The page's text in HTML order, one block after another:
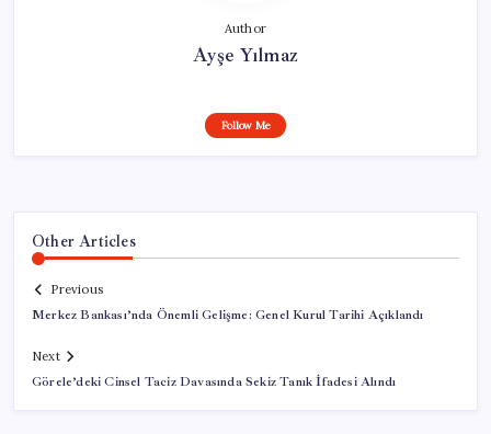
Author
Ayşe Yılmaz
Follow Me
Other Articles
Previous
Merkez Bankası’nda Önemli Gelişme: Genel Kurul Tarihi Açıklandı
Next
Görele’deki Cinsel Taciz Davasında Sekiz Tanık İfadesi Alındı